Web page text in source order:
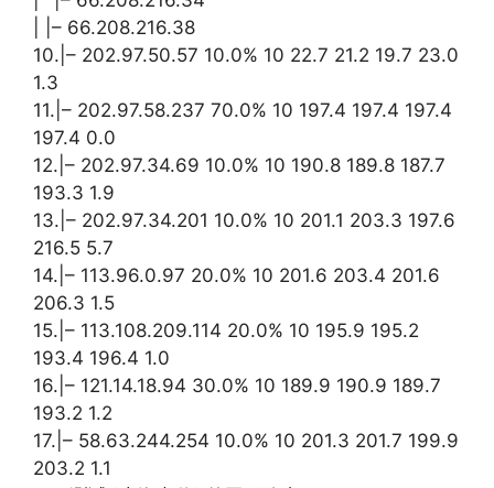
| |– 66.208.216.38
10.|– 202.97.50.57 10.0% 10 22.7 21.2 19.7 23.0
1.3
11.|– 202.97.58.237 70.0% 10 197.4 197.4 197.4
197.4 0.0
12.|– 202.97.34.69 10.0% 10 190.8 189.8 187.7
193.3 1.9
13.|– 202.97.34.201 10.0% 10 201.1 203.3 197.6
216.5 5.7
14.|– 113.96.0.97 20.0% 10 201.6 203.4 201.6
206.3 1.5
15.|– 113.108.209.114 20.0% 10 195.9 195.2
193.4 196.4 1.0
16.|– 121.14.18.94 30.0% 10 189.9 190.9 189.7
193.2 1.2
17.|– 58.63.244.254 10.0% 10 201.3 201.7 199.9
203.2 1.1